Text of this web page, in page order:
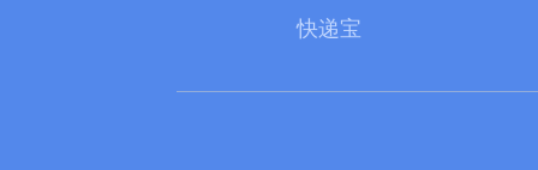
快递宝